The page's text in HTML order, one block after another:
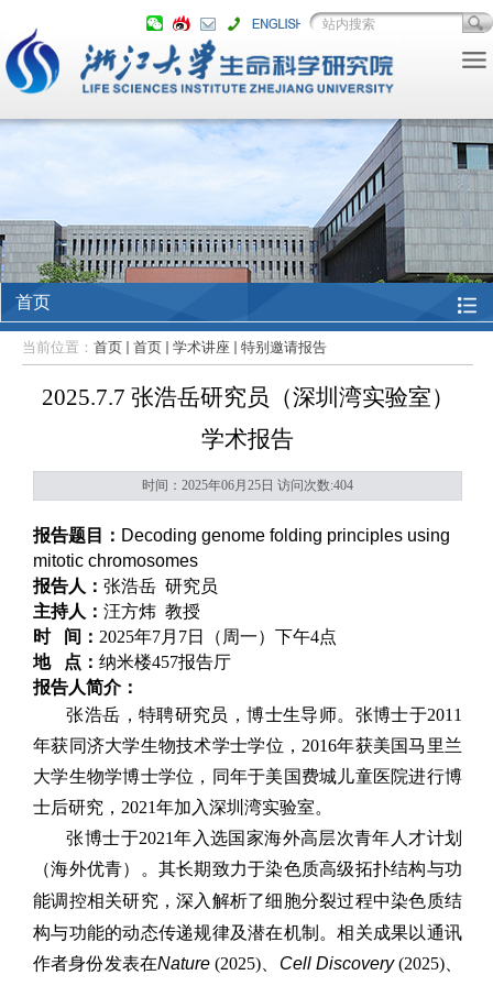
首页
当前位置： 首页 首页 学术讲座 特别邀请报告
2025.7.7 张浩岳研究员（深圳湾实验室）
学术报告
时间：2025年06月25日 访问次数:404
报告题目： Decoding genome folding principles using
mitotic chromosomes
报告人： 张浩岳 研究员
主持人： 汪方炜 教授
时 间： 2025年7月 7日（周一）下午4点
地 点： 纳米楼457报告厅
报告人简介：
张浩岳， 特聘研究员，博士生导师。 张博士于2011
年获同济大学生物技术学士学位，2016年获美国马里兰
大学生物学博士学位，同年于美国费城儿童医院进行博
士后研究 ， 2021年加入深圳湾实验室。
张博士于2021年入选国家海外高层次青年人才计划
（海外优青）。其长期致力于染色质高级拓扑结构与功
能调控相关研究，深入解析了细胞分裂过程中染色质结
构与功能的动态传递规律及潜在机制。相关成果以通讯
作者身份发表在Nature (2025)、 Cell Discovery(2025)、